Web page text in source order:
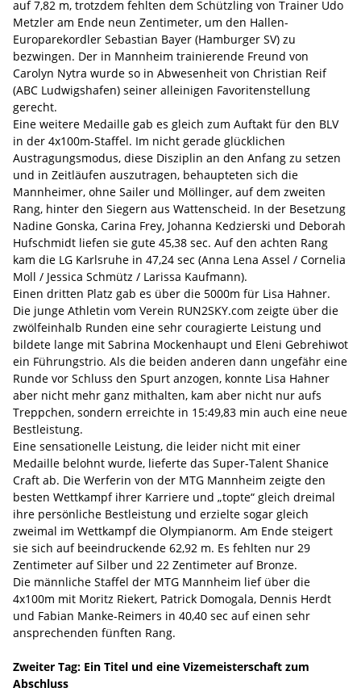
auf 7,82 m, trotzdem fehlten dem Schützling von Trainer Udo
Metzler am Ende neun Zentimeter, um den Hallen-
Europarekordler Sebastian Bayer (Hamburger SV) zu
bezwingen. Der in Mannheim trainierende Freund von
Carolyn Nytra wurde so in Abwesenheit von Christian Reif
(ABC Ludwigshafen) seiner alleinigen Favoritenstellung
gerecht.
Eine weitere Medaille gab es gleich zum Auftakt für den BLV
in der 4x100m-Staffel. Im nicht gerade glücklichen
Austragungsmodus, diese Disziplin an den Anfang zu setzen
und in Zeitläufen auszutragen, behaupteten sich die
Mannheimer, ohne Sailer und Möllinger, auf dem zweiten
Rang, hinter den Siegern aus Wattenscheid. In der Besetzung
Nadine Gonska, Carina Frey, Johanna Kedzierski und Deborah
Hufschmidt liefen sie gute 45,38 sec. Auf den achten Rang
kam die LG Karlsruhe in 47,24 sec (Anna Lena Assel / Cornelia
Moll / Jessica Schmütz / Larissa Kaufmann).
Einen dritten Platz gab es über die 5000m für Lisa Hahner.
Die junge Athletin vom Verein RUN2SKY.com zeigte über die
zwölfeinhalb Runden eine sehr couragierte Leistung und
bildete lange mit Sabrina Mockenhaupt und Eleni Gebrehiwot
ein Führungstrio. Als die beiden anderen dann ungefähr eine
Runde vor Schluss den Spurt anzogen, konnte Lisa Hahner
aber nicht mehr ganz mithalten, kam aber nicht nur aufs
Treppchen, sondern erreichte in 15:49,83 min auch eine neue
Bestleistung.
Eine sensationelle Leistung, die leider nicht mit einer
Medaille belohnt wurde, lieferte das Super-Talent Shanice
Craft ab. Die Werferin von der MTG Mannheim zeigte den
besten Wettkampf ihrer Karriere und „topte“ gleich dreimal
ihre persönliche Bestleistung und erzielte sogar gleich
zweimal im Wettkampf die Olympianorm. Am Ende steigert
sie sich auf beeindruckende 62,92 m. Es fehlten nur 29
Zentimeter auf Silber und 22 Zentimeter auf Bronze.
Die männliche Staffel der MTG Mannheim lief über die
4x100m mit Moritz Riekert, Patrick Domogala, Dennis Herdt
und Fabian Manke-Reimers in 40,40 sec auf einen sehr
ansprechenden fünften Rang.
Zweiter Tag: Ein Titel und eine Vizemeisterschaft zum
Abschluss